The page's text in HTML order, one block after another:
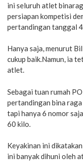
ini seluruh atlet
persiapan kompetisi
pertandingan tanggal
Hanya saja, menurut
cukup baik.Namun, ia
atlet.
Sebagai tuan rumah
pertandingan bina
tapi hanya 6 nomor
60 kilo.
Keyakinan ini
ini banyak dihuni oleh